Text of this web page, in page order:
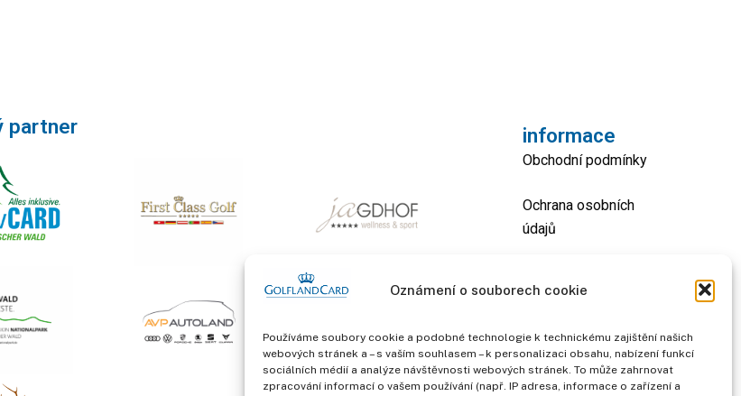
Oznámení o souborech cookie
Používáme soubory cookie a podobné technologie k technickému zajištění našich
webových stránek a – s vaším souhlasem – k personalizaci obsahu, nabízení funkcí
sociálních médií a analýze návštěvnosti webových stránek. To může zahrnovat
zpracování informací o vašem používání (např. IP adresa, informace o zařízení a
partner informace
Obchodní podmínky
Ochrana osobních
údajů